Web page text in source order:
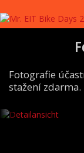
Fotografie
stažení zdarma.